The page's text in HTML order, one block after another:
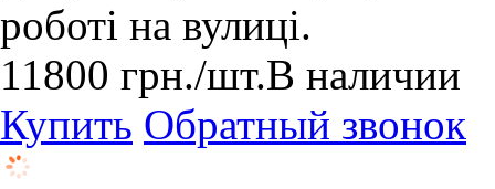
роботі на вулиці.
11800 грн./шт.В наличии
Купить Обратный звонок